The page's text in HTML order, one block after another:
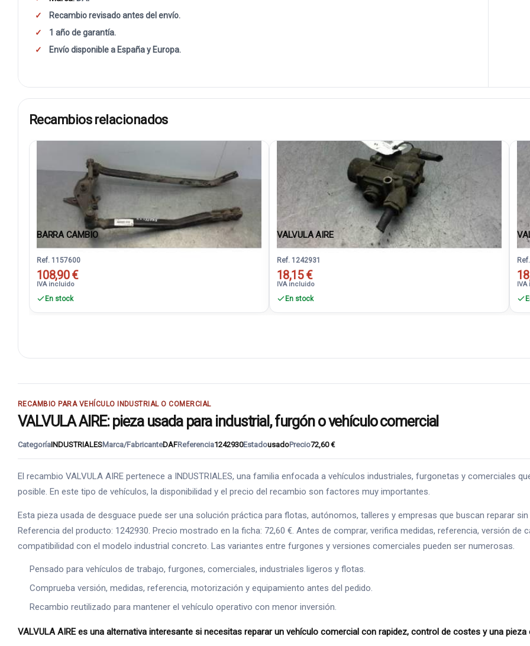
Recambio revisado antes del envío.
1 año de garantía.
Envío disponible a España y Europa.
Recambios relacionados
BARRA CAMBIO
Ref. 1157600
108,90 €
IVA incluido
En stock
VALVULA AIRE
Ref. 1242931
18,15 €
IVA incluido
En stock
RECAMBIO PARA VEHÍCULO INDUSTRIAL O COMERCIAL
VALVULA AIRE: pieza usada para industrial, furgón o vehículo comercial
CategoríaINDUSTRIALESMarca/FabricanteDAFReferencia1242930EstadousadoPrecio72,60 €
El recambio VALVULA AIRE pertenece a INDUSTRIALES, una familia enfocada a vehículos industriales, furgonetas y comerciales
posible. En este tipo de vehículos, la disponibilidad y el precio del recambio son factores muy importantes.
Esta pieza usada de desguace puede ser una solución práctica para flotas, autónomos, talleres y empresas que buscan reparar
Referencia del producto: 1242930. Precio mostrado en la ficha: 72,60 €. Antes de comprar, verifica medidas, referencia, versión
compatibilidad con el modelo industrial concreto. Las variantes entre furgones y versiones comerciales pueden ser numerosas.
Pensado para vehículos de trabajo, furgones, comerciales, industriales ligeros y flotas.
Comprueba versión, medidas, referencia, motorización y equipamiento antes del pedido.
Recambio reutilizado para mantener el vehículo operativo con menor inversión.
VALVULA AIRE es una alternativa interesante si necesitas reparar un vehículo comercial con rapidez, control de costes y una pieza